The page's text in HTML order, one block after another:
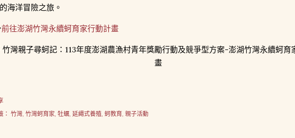
海洋冒險之旅。
前往澎湖竹灣永續蚵育家行動計畫
： 竹灣 竹灣蚵育家 牡蠣 延繩式養殖 蚵教育 親子活動